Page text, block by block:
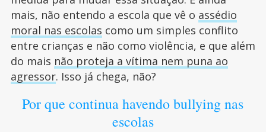
mais, não entendo a escola que vê o assédio
moral nas escolas como um simples conflito
entre crianças e não como violência, e que além
do mais não proteja a vítima nem puna ao
agressor. Isso já chega, não?
Por que continua havendo bullying nas
escolas